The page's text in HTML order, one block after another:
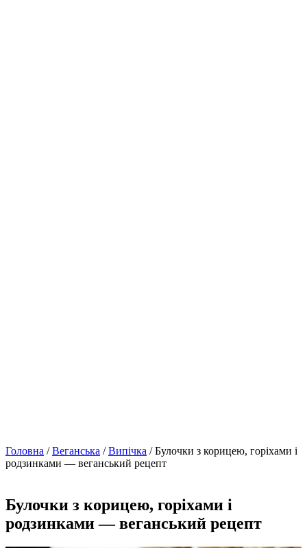
Головна /Веганська /Випічка / Булочки з корицею, горіхами і
родзинками — веганський рецепт
Булочки з корицею, горіхами і
родзинками — веганський рецепт